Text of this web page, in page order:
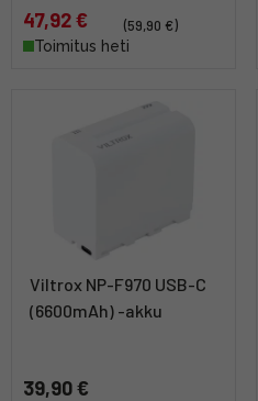
47,92 €
(59,90 €)
Toimitus heti
Viltrox NP-F970 USB-C
(6600mAh) -akku
39,90 €